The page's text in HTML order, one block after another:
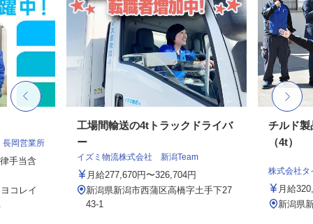
岡営業所
手当含
コレイ
工場間輸送の4tトラックドライバ
ー
イズミ物流株式会社 新潟Team
月給277,670円〜326,704円
新潟県新潟市西蒲区高橋字土手下27
43-1
チルド製
（4t）
株式会社タ
月給
新潟県